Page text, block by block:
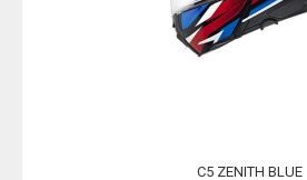
C5 ZENITH BLUE